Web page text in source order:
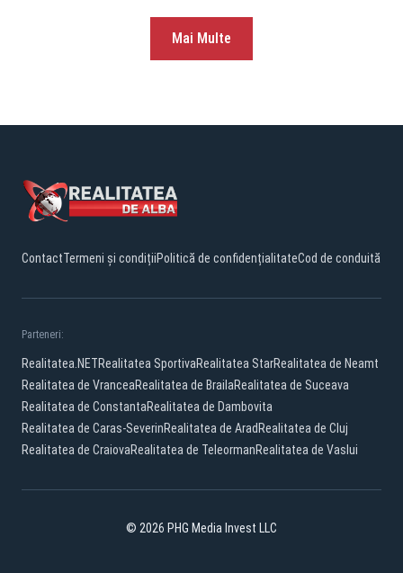
Mai Multe
ContactTermeni și condițiiPolitică de confidențialitateCod de conduită
Parteneri:
Realitatea.NETRealitatea SportivaRealitatea StarRealitatea de Neamt
Realitatea de VranceaRealitatea de BrailaRealitatea de Suceava
Realitatea de ConstantaRealitatea de Dambovita
Realitatea de Caras-SeverinRealitatea de Arad Realitatea de Cluj
Realitatea de CraiovaRealitatea de TeleormanRealitatea de Vaslui
© 2026 PHG Media Invest LLC